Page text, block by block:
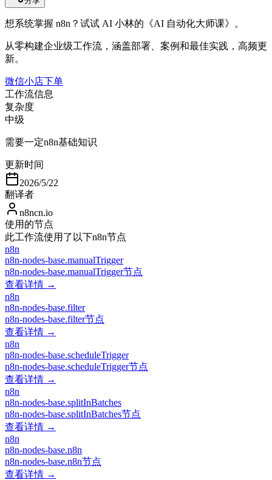
想系统掌握 n8n？试试 AI 小林的《AI 自动化大师课》。
从零构建企业级工作流，涵盖部署、案例和最佳实践，高频更
新。
微信小店下单
工作流信息
复杂度
中级
需要一定n8n基础知识
更新时间
2026/5/22
翻译者
n8ncn.io
使用的节点
此工作流使用了以下n8n节点
n8n
n8n-nodes-base.manualTrigger
n8n-nodes-base.manualTrigger节点
查看详情 →
n8n
n8n-nodes-base.filter
n8n-nodes-base.filter节点
查看详情 →
n8n
n8n-nodes-base.scheduleTrigger
n8n-nodes-base.scheduleTrigger节点
查看详情 →
n8n
n8n-nodes-base.splitInBatches
n8n-nodes-base.splitInBatches节点
查看详情 →
n8n
n8n-nodes-base.n8n
n8n-nodes-base.n8n节点
查看详情 →